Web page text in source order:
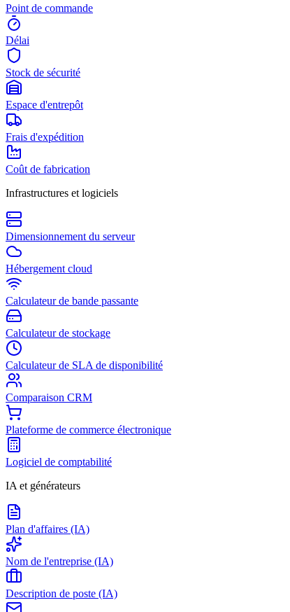
Point de commande
Délai
Stock de sécurité
Espace d'entrepôt
Frais d'expédition
Coût de fabrication
Infrastructures et logiciels
Dimensionnement du serveur
Hébergement cloud
Calculateur de bande passante
Calculateur de stockage
Calculateur de SLA de disponibilité
Comparaison CRM
Plateforme de commerce électronique
Logiciel de comptabilité
IA et générateurs
Plan d'affaires (IA)
Nom de l'entreprise (IA)
Description de poste (IA)